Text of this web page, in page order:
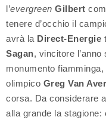
l’evergreen Gilbert
tenere d’occhio il
avrà la Direct-Energie
Sagan, vincitore
monumento fiamminga,
olimpico Greg Van
corsa. Da considerare
alla grande la